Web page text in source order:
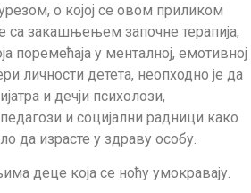
о којој се овом приликом
са закашњењем започне терапија,
поремећаја у менталној, емотивној
личности детета, неопходно је да
и дечји психолози,
и социјални радници како
да израсте у здраву особу.
деце која се ноћу умокравају.